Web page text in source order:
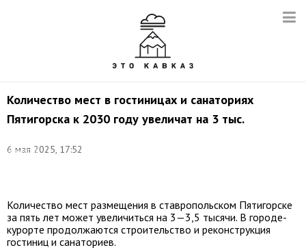
Количество мест в гостиницах и санаториях
Пятигорска к 2030 году увеличат на 3 тыс.
6 мая 2025, 17:52
Дмитрий
Количество мест размещения в ставропольском Пятигорске
за пять лет может увеличиться на 3—3,5 тысячи. В городе-
курорте продолжаются строительство и реконструкция
гостиниц и санаториев.